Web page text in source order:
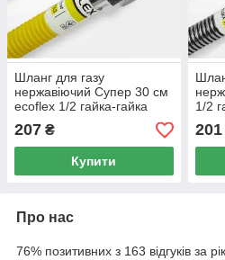
Шланг для газу
нержавіючий Супер 30 см
ecoflex 1/2 гайка-гайка
207 ₴
Купити
1/2
201
Про нас
76% позитивних з 163 відгуків за рік